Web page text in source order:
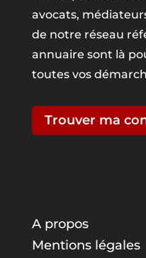
avocats,
de notre réseau
annuaire sont là
toutes vos
Trouver ma
A propos
Mentions légales